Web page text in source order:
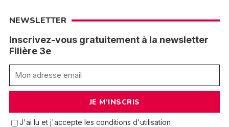
NEWSLETTER
Inscrivez-vous gratuitement à la newsletter
Filière 3e
J'ai lu et j'accepte les conditions d'utilisation